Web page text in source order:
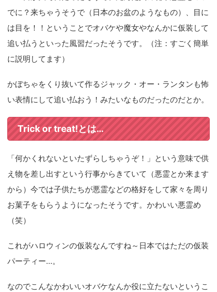
でに？来ちゃうそうで（日本のお盆のようなもの）、目に
は目を！！ということでオバケや魔女やなんかに仮装して
追い払うといった風習だったそうです。（注：すごく簡単
に説明してます）
かぼちゃをくり抜いて作るジャック・オー・ランタンも怖
い表情にして追い払おう！みたいなものだったのだとか。
Trick or treat!とは…
「何かくれないといたずらしちゃうぞ！」という意味で供
え物を差し出すという行事からきていて（悪霊とか来ます
から）今では子供たちが悪霊などの格好をして家々を周り
お菓子をもらうようになったそうです。かわいい悪霊め
（笑）
これがハロウィンの仮装なんですね～日本ではただの仮装
パーティー…。
なのでこんなかわいいオバケなんか役に立たないというこ